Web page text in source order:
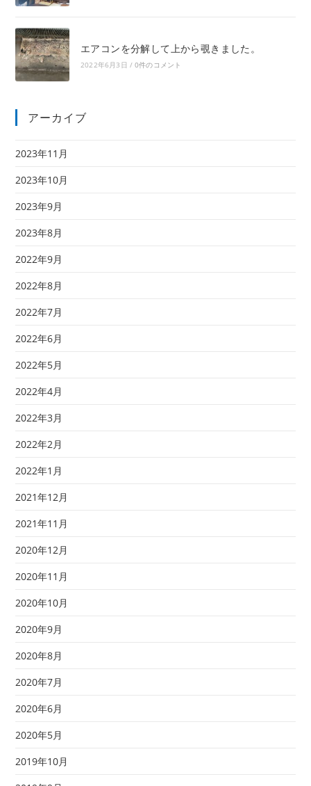
エアコンを分解して上から覗きました。
2022年6月3日 / 0件のコメント
アーカイブ
2023年11月
2023年10月
2023年9月
2023年8月
2022年9月
2022年8月
2022年7月
2022年6月
2022年5月
2022年4月
2022年3月
2022年2月
2022年1月
2021年12月
2021年11月
2020年12月
2020年11月
2020年10月
2020年9月
2020年8月
2020年7月
2020年6月
2020年5月
2019年10月